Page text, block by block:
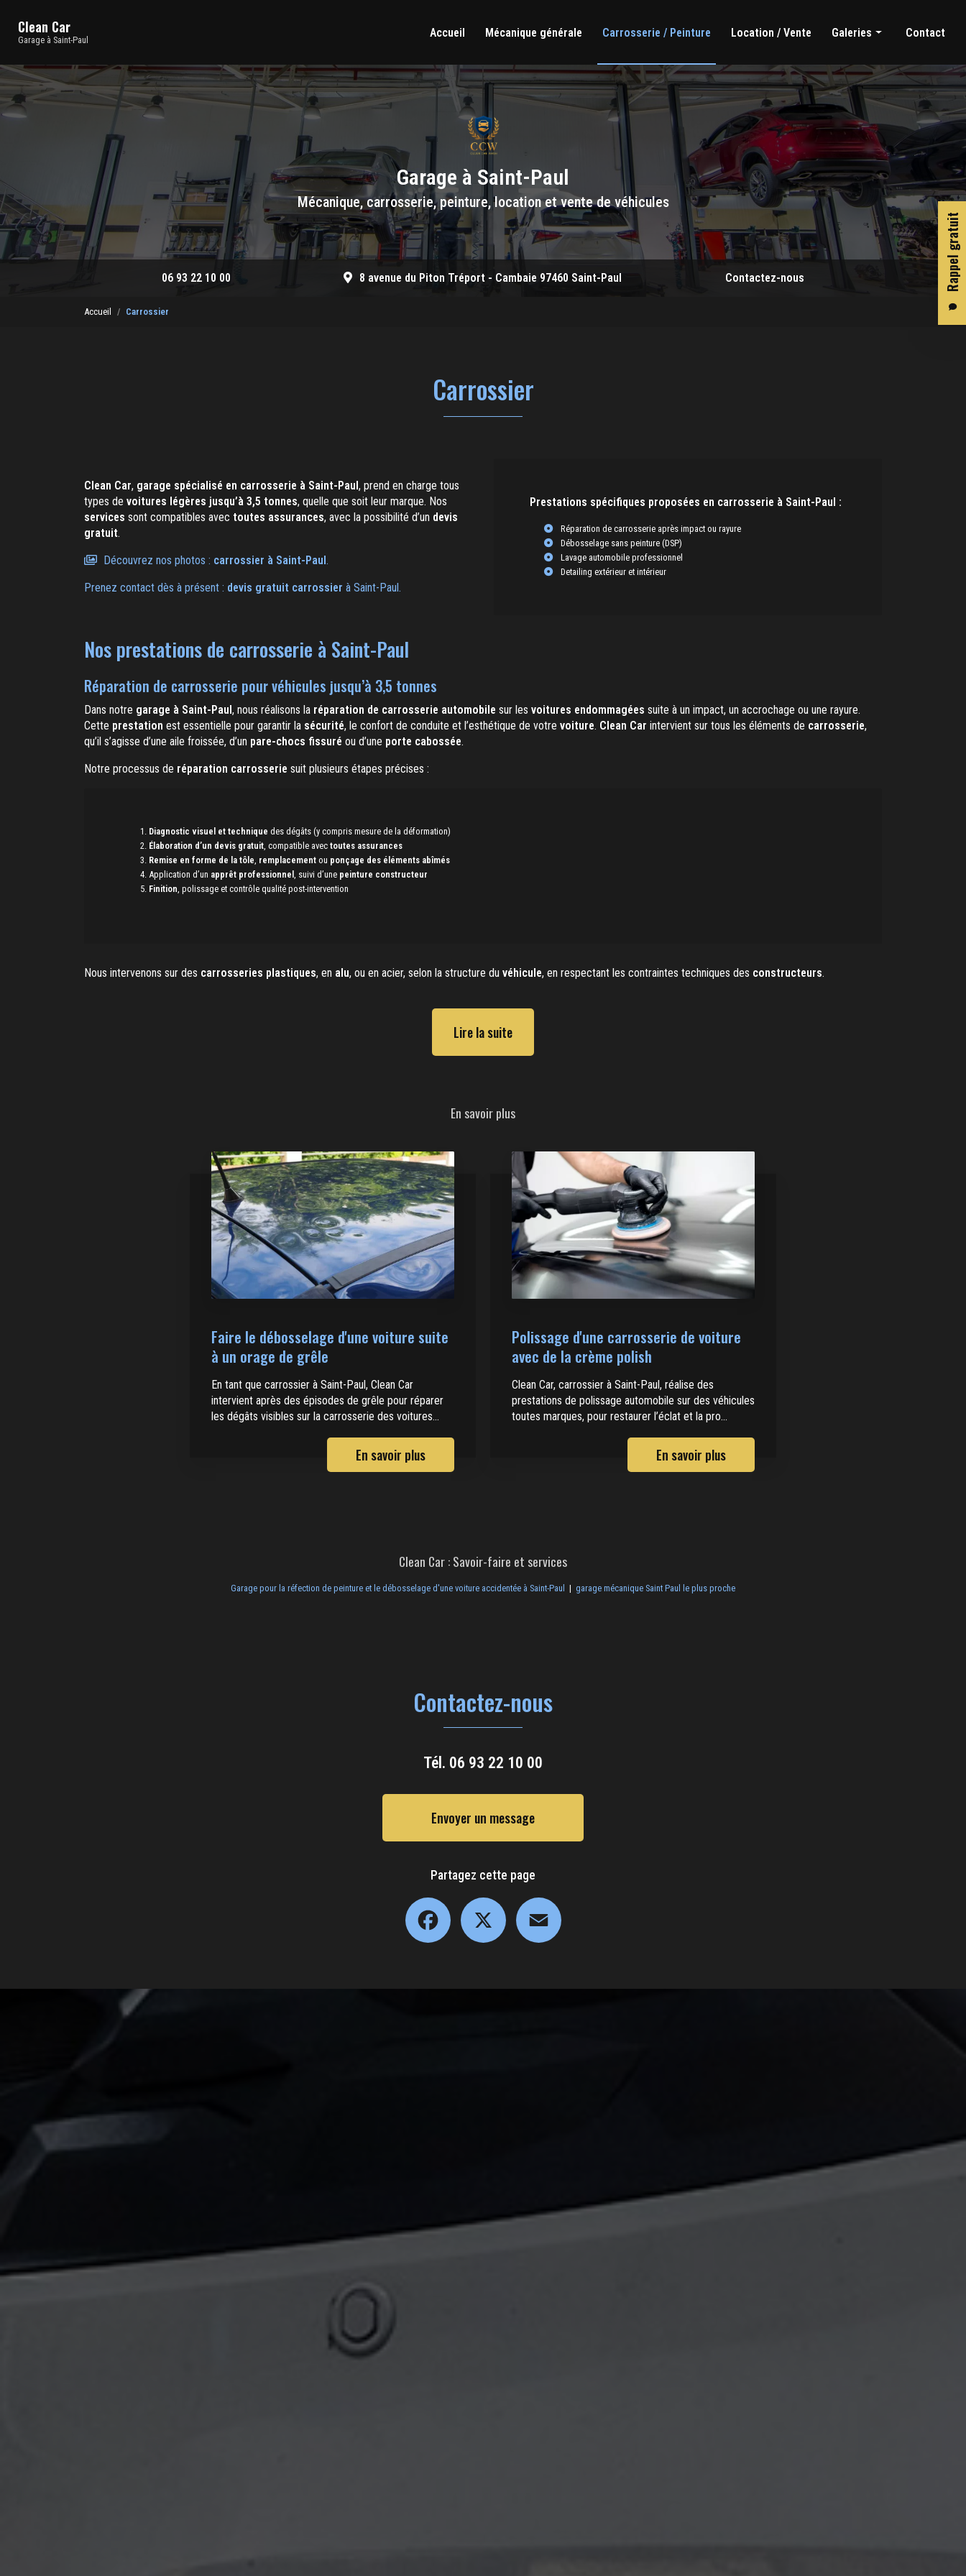
contenu
Clean Car
Garage à Saint-Paul
Rappel gratuit
Accueil
Mécanique générale Carrosserie / Peinture Location / Vente Galeries
Mécanique générale
Carrosserie / Peinture
Location / Vente
Contact
Garage à Saint-Paul
Mécanique, carrosserie, peinture, location et vente de véhicules
06 93 22 10 00 8 avenue du Piton Tréport - Cambaie 97460 Saint-Paul Contactez-nous
Accueil Carrossier
Carrossier
Clean Car, garage spécialisé en carrosserie à Saint-Paul, prend en charge tous
types de voitures légères jusqu’à 3,5 tonnes, quelle que soit leur marque. Nos
services sont compatibles avec toutes assurances, avec la possibilité d’un devis
gratuit.
Découvrez nos photos : carrossier à Saint-Paul.
Prenez contact dès à présent : devis gratuit carrossier à Saint-Paul.
Prestations spécifiques proposées en carrosserie à Saint-Paul :
Réparation de carrosserie après impact ou rayure
Débosselage sans peinture (DSP)
Lavage automobile professionnel
Detailing extérieur et intérieur
Nos prestations de carrosserie à Saint-Paul
Réparation de carrosserie pour véhicules jusqu’à 3,5 tonnes
Dans notre garage à Saint-Paul, nous réalisons la réparation de carrosserie automobile sur les voitures endommagées suite à un impact, un accrochage ou une rayure.
Cette prestation est essentielle pour garantir la sécurité, le confort de conduite et l’esthétique de votre voiture. Clean Car intervient sur tous les éléments de carrosserie,
qu’il s’agisse d’une aile froissée, d’un pare-chocs fissuré ou d’une porte cabossée.
Notre processus de réparation carrosserie suit plusieurs étapes précises :
Diagnostic visuel et technique des dégâts (y compris mesure de la déformation)
Élaboration d’un devis gratuit , compatible avec toutes assurances
Remise en forme de la tôle remplacement ou ponçage des éléments abîmés
Application d’un apprêt professionnel , suivi d’une peinture constructeur
Finition , polissage et contrôle qualité post-intervention
Nous intervenons sur des carrosseries plastiques, en alu, ou en acier, selon la structure du véhicule, en respectant les contraintes techniques des constructeurs.
Lire la suite
En savoir plus
Faire le débosselage d'une voiture suite
à un orage de grêle
En tant que carrossier à Saint-Paul, Clean Car
intervient après des épisodes de grêle pour réparer
les dégâts visibles sur la carrosserie des voitures...
En savoir plus
Polissage d'une carrosserie de voiture
avec de la crème polish
Clean Car, carrossier à Saint-Paul, réalise des
prestations de polissage automobile sur des véhicules
toutes marques, pour restaurer l’éclat et la pro...
En savoir plus
Clean Car : Savoir-faire et services
Garage pour la réfection de peinture et le débosselage d'une voiture accidentée à Saint-Paul | garage mécanique Saint Paul le plus proche
Contactez-nous
Tél. 06 93 22 10 00
Envoyer un message
Partagez cette page
Facebook